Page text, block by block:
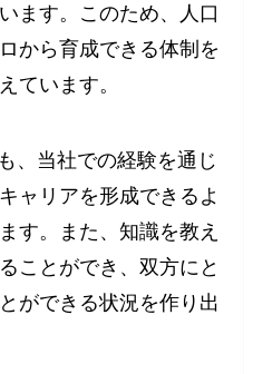
ます。このため、人口
から育成できる体制を
ています。
、当社での経験を通じ
ャリアを形成できるよ
す。また、知識を教え
ことができ、双方にと
ができる状況を作り出